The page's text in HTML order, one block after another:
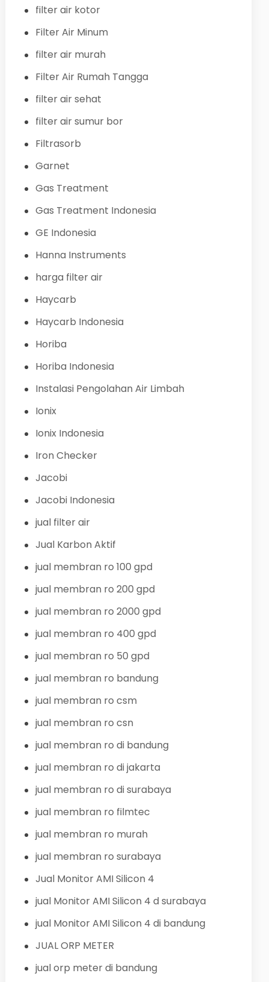
filter air kotor
Filter Air Minum
filter air murah
Filter Air Rumah Tangga
filter air sehat
filter air sumur bor
Filtrasorb
Garnet
Gas Treatment
Gas Treatment Indonesia
GE Indonesia
Hanna Instruments
harga filter air
Haycarb
Haycarb Indonesia
Horiba
Horiba Indonesia
Instalasi Pengolahan Air Limbah
Ionix
Ionix Indonesia
Iron Checker
Jacobi
Jacobi Indonesia
jual filter air
Jual Karbon Aktif
jual membran ro 100 gpd
jual membran ro 200 gpd
jual membran ro 2000 gpd
jual membran ro 400 gpd
jual membran ro 50 gpd
jual membran ro bandung
jual membran ro csm
jual membran ro csn
jual membran ro di bandung
jual membran ro di jakarta
jual membran ro di surabaya
jual membran ro filmtec
jual membran ro murah
jual membran ro surabaya
Jual Monitor AMI Silicon 4
jual Monitor AMI Silicon 4 d surabaya
jual Monitor AMI Silicon 4 di bandung
JUAL ORP METER
jual orp meter di bandung